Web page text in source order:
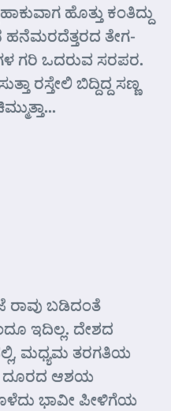
ಹೊತ್ತು ಕಂತಿದ್ದು
ಹನೆಮರದೆತ್ತರದ ತೇಗ-
ಗರಿ ಒದರುವ ಸರಪರ.
ರಸ್ತೇಲಿ ಬಿದ್ದಿದ್ದ ಸಣ್ಣ
ರಾವು ಬಡಿದಂತೆ
ಇದಿಲ್ಲ. ದೇಶದ
ಮಧ್ಯಮ ತರಗತಿಯ
ದೂರದ ಆಶಯ
ಭಾವೀ ಪೀಳಿಗೆಯ